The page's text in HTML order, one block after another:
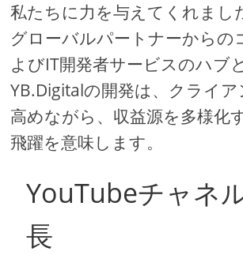
私たちに力を与えてくれまし
グローバルパートナーからの
よびIT開発者サービスのハブ
YB.Digitalの開発は、クライ
高めながら、収益源を多様化
飛躍を意味します。
YouTubeチャネ
長